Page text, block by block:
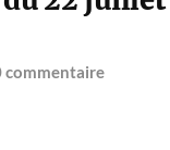
commentaire